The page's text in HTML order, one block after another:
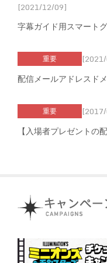
[2021/12/09]
字幕ガイド用スマート
重要
配信メールアドレスド
重要
【入場者プレゼントの